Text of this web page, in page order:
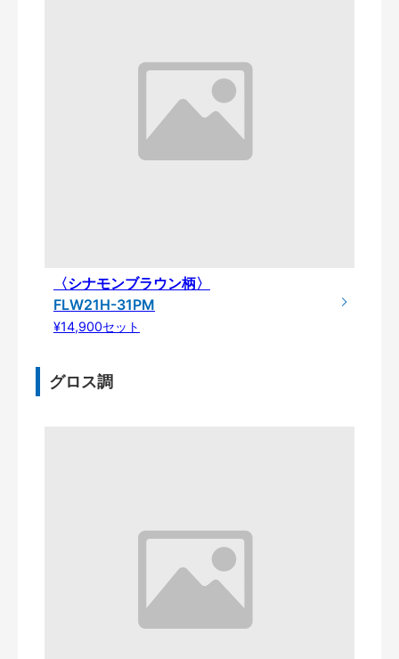
〈シナモンブラウン柄〉
FLW21H-31PM
¥14,900セット
グロス調